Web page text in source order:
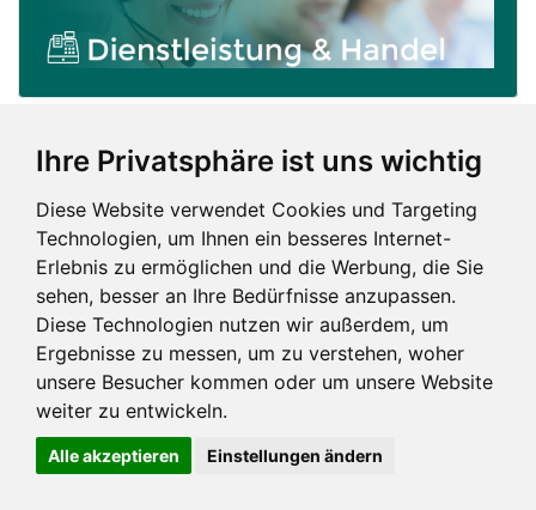
Ihre Privatsphäre ist uns wichtig
Diese Website verwendet Cookies und Targeting
Technologien, um Ihnen ein besseres Internet-
Erlebnis zu ermöglichen und die Werbung, die Sie
sehen, besser an Ihre Bedürfnisse anzupassen.
Diese Technologien nutzen wir außerdem, um
Ergebnisse zu messen, um zu verstehen, woher
unsere Besucher kommen oder um unsere Website
weiter zu entwickeln.
Alle akzeptieren Einstellungen ändern
Impressum und mehr